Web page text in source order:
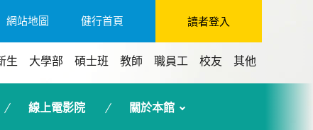
網站地圖 健行首頁 讀者登入
生 大學部 碩士班 教師 職員工 校友 其他
線上電影院 關於本館